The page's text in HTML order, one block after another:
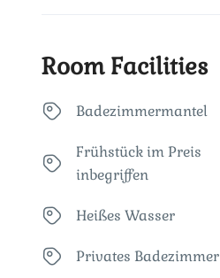
Room Facilities
Badezimmermantel
Frühstück im Preis
inbegriffen
Heißes Wasser
Privates Badezimmer